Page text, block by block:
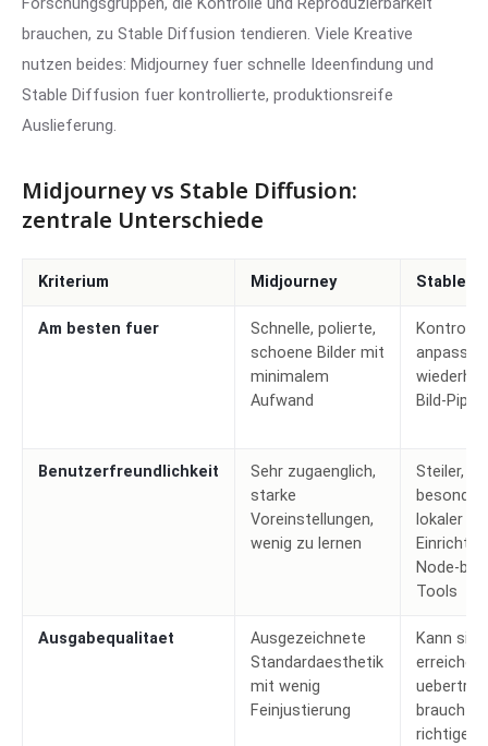
brauchen, zu Stable Diffusion tendieren. Viele Kreative
nutzen beides: Midjourney fuer schnelle Ideenfindung und
Stable Diffusion fuer kontrollierte, produktionsreife
Auslieferung.
Midjourney vs Stable Diffusion:
zentrale Unterschiede
Kriterium Midjourney Stable
Am besten fuer
Schnelle, polierte,
schoene Bilder mit
minimalem
Aufwand
Bild-
Benutzerfreundlichkeit
Sehr zugaenglich,
starke
Voreinstellungen,
wenig zu lernen
Steiler,
lokaler
Node-
Tools
Ausgabequalitaet
Ausgezeichnete
Standardaesthetik
mit wenig
Feinjustierung
Kann sie
erreichen
braucht
richtige